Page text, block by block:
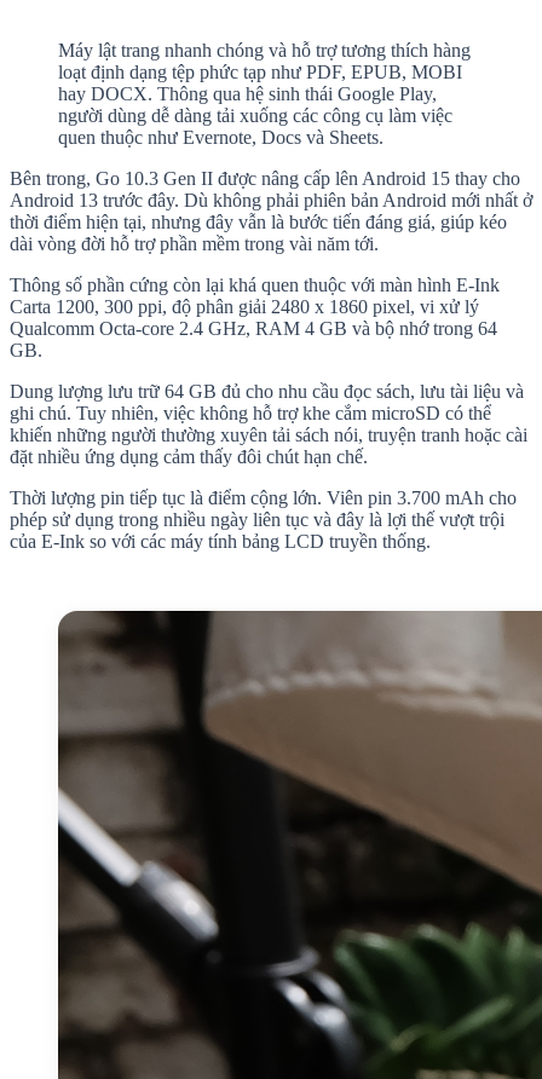
Máy lật trang nhanh chóng và hỗ trợ tương thích hàng
loạt định dạng tệp phức tạp như PDF, EPUB, MOBI
hay DOCX. Thông qua hệ sinh thái Google Play,
người dùng dễ dàng tải xuống các công cụ làm việc
quen thuộc như Evernote, Docs và Sheets.
Bên trong, Go 10.3 Gen II được nâng cấp lên Android 15 thay cho
Android 13 trước đây. Dù không phải phiên bản Android mới nhất ở
thời điểm hiện tại, nhưng đây vẫn là bước tiến đáng giá, giúp kéo
dài vòng đời hỗ trợ phần mềm trong vài năm tới.
Thông số phần cứng còn lại khá quen thuộc với màn hình E-Ink
Carta 1200, 300 ppi, độ phân giải 2480 x 1860 pixel, vi xử lý
Qualcomm Octa-core 2.4 GHz, RAM 4 GB và bộ nhớ trong 64
GB.
Dung lượng lưu trữ 64 GB đủ cho nhu cầu đọc sách, lưu tài liệu và
ghi chú. Tuy nhiên, việc không hỗ trợ khe cắm microSD có thể
khiến những người thường xuyên tải sách nói, truyện tranh hoặc cài
đặt nhiều ứng dụng cảm thấy đôi chút hạn chế.
Thời lượng pin tiếp tục là điểm cộng lớn. Viên pin 3.700 mAh cho
phép sử dụng trong nhiều ngày liên tục và đây là lợi thế vượt trội
của E-Ink so với các máy tính bảng LCD truyền thống.